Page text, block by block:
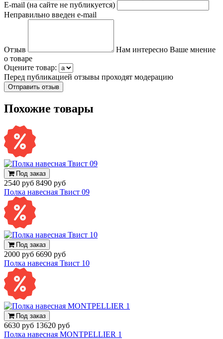
E-mail (на сайте не публикуется)
Неправильно введен e-mail
Отзыв
Нам интересно Ваше мнение
о товаре
Оцените товар:
Перед публикацией отзывы проходят модерацию
Похожие товары
Под заказ
2540 руб 8490 руб
Полка навесная Твист 09
Под заказ
2000 руб 6690 руб
Полка навесная Твист 10
Под заказ
6630 руб 13620 руб
Полка навесная MONTPELLIER 1